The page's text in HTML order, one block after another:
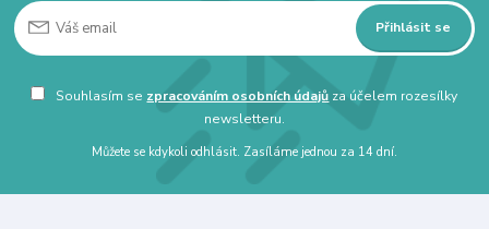
Přihlásit se
Souhlasím se zpracováním osobních údajů za účelem rozesílky
newsletteru.
Můžete se kdykoli odhlásit. Zasíláme jednou za 14 dní.